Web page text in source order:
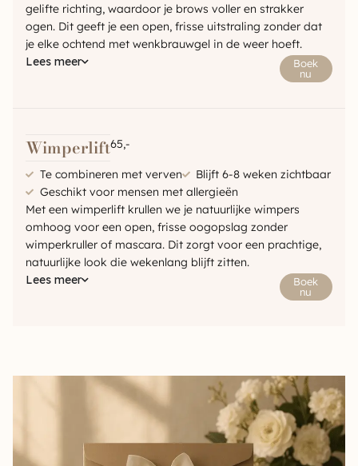
gelifte richting, waardoor je brows voller en strakker
ogen. Dit geeft je een open, frisse uitstraling zonder dat
je elke ochtend met wenkbrauwgel in de weer hoeft.
Lees meer
Boek
nu
Wimperlift65,-
Te combineren met verven
Blijft 6-8 weken zichtbaar
Geschikt voor mensen met allergieën
Met een wimperlift krullen we je natuurlijke wimpers
omhoog voor een open, frisse oogopslag zonder
wimperkruller of mascara. Dit zorgt voor een prachtige,
natuurlijke look die wekenlang blijft zitten.
Lees meer
Boek
nu